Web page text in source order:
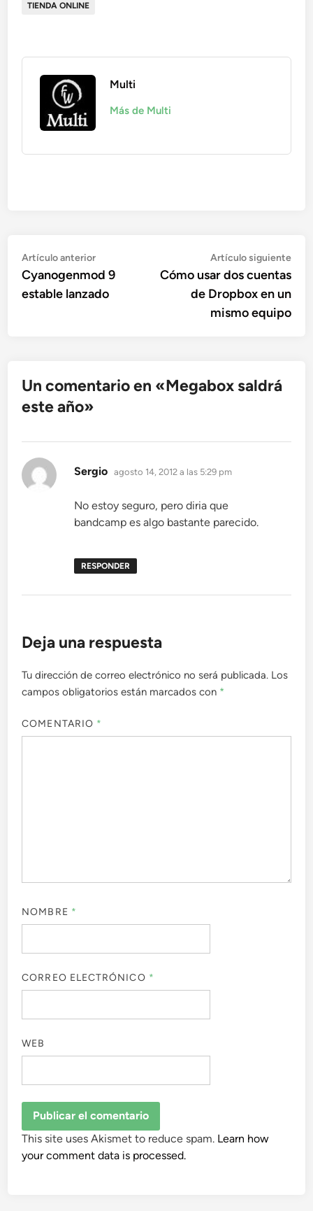
TIENDA ONLINE
Multi
Más de Multi
Navegación
de
entradas
Artículo anteriorArtículo
anterior:
Cyanogenmod 9
estable lanzado
Artículo siguiente
Cómo usar dos cuentas
de Dropbox en un
mismo equipo
Un comentario en «Megabox saldrá
este año»
Sergio dice:
agosto 14, 2012 a las 5:29 pm
No estoy seguro, pero diria que
bandcamp es algo bastante parecido.
RESPONDER
Deja una respuesta
Tu dirección de correo electrónico no será publicada. Los
campos obligatorios están marcados con *
COMENTARIO *
NOMBRE *
CORREO ELECTRÓNICO *
WEB
This site uses Akismet to reduce spam. Learn how
your comment data is processed.